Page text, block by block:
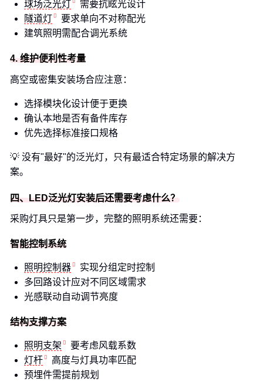
球场泛光灯
需要抗眩光设计
隧道灯
要求单向不对称配光
建筑照明需配合调光系统
4. 维护便利性考量
高空或密集安装场合应注意：
选择模块化设计便于更换
确认本地是否有备件库存
优先选择标准接口规格
💡 没有"最好"的泛光灯，只有最适合特定场景的解决方
案。
四、LED泛光灯安装后还需要考虑什么？
采购灯具只是第一步，完整的照明系统还需要：
智能控制系统
照明控制器
实现分组定时控制
多回路设计应对不同区域需求
光感联动自动调节亮度
结构支撑方案
照明支架
要考虑风载系数
灯杆
高度与灯具功率匹配
预埋件需提前规划